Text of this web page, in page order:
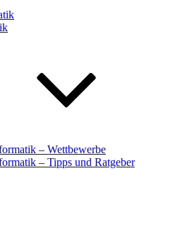
– Wettbewerbe
– Tipps und Ratgeber